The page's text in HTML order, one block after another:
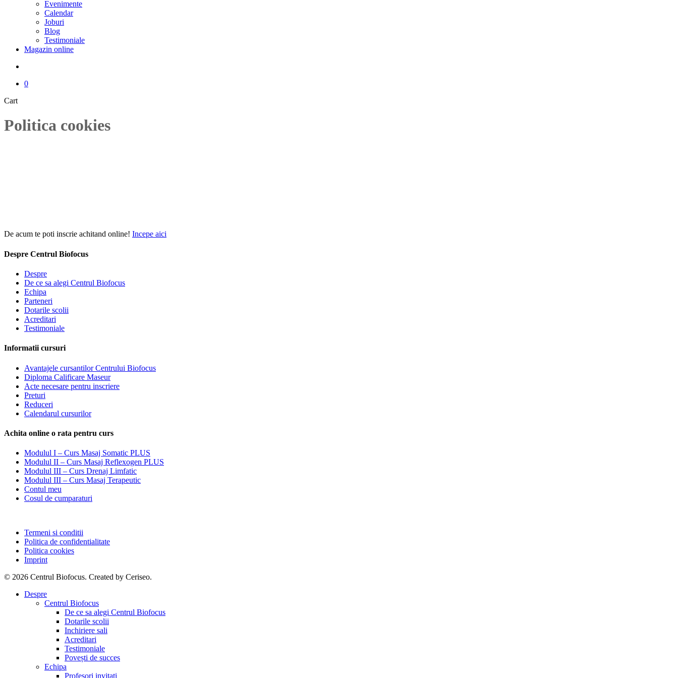
Evenimente
Calendar
Joburi
Blog
Testimoniale
Magazin online
0
CartClose
Politica cookies
De acum te poti inscrie achitand online! Incepe aici
Despre Centrul Biofocus
Despre
De ce sa alegi Centrul Biofocus
Echipa
Parteneri
Dotarile scolii
Acreditari
Testimoniale
Informatii cursuri
Avantajele cursantilor Centrului Biofocus
Diploma Calificare Maseur
Acte necesare pentru inscriere
Preturi
Reduceri
Calendarul cursurilor
Achita online o rata pentru curs
Modulul I – Curs Masaj Somatic PLUS
Modulul II – Curs Masaj Reflexogen PLUS
Modulul III – Curs Drenaj Limfatic
Modulul III – Curs Masaj Terapeutic
Contul meu
Cosul de cumparaturi
Termeni si conditii
Politica de confidentialitate
Politica cookies
Imprint
© 2026 Centrul Biofocus. Created by Ceriseo.
Close
Despre
Centrul Biofocus
De ce sa alegi Centrul Biofocus
Dotarile scolii
Inchiriere sali
Acreditari
Testimoniale
Povești de succes
Echipa
Profesori invitati